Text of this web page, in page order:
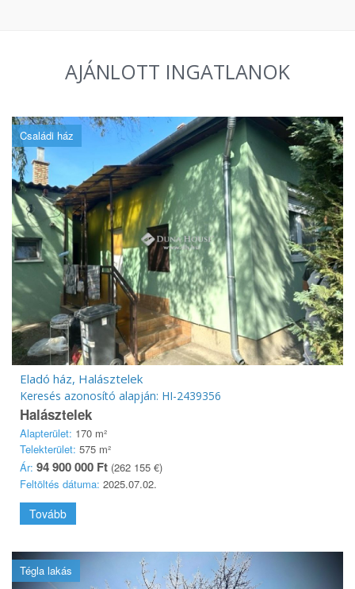
AJÁNLOTT INGATLANOK
Családi ház
Eladó ház, Halásztelek
Keresés azonosító alapján: HI-2439356
Halásztelek
Alapterület: 170 m²
Telekterület: 575 m²
Ár: 94 900 000 Ft (262 155 €)
Feltöltés dátuma: 2025.07.02.
Tovább
Tégla lakás